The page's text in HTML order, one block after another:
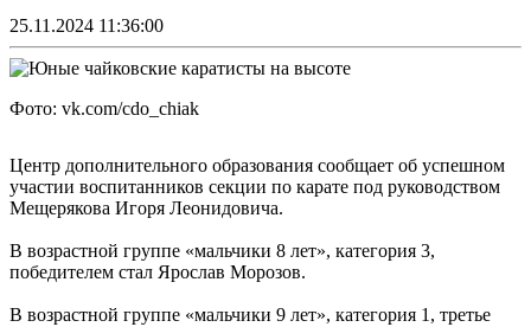
25.11.2024 11:36:00
Фото: vk.com/cdo_chiak
Центр дополнительного образования сообщает об успешном
участии воспитанников секции по карате под руководством
Мещерякова Игоря Леонидовича.
В возрастной группе «мальчики 8 лет», категория 3,
победителем стал Ярослав Морозов.
В возрастной группе «мальчики 9 лет», категория 1, третье